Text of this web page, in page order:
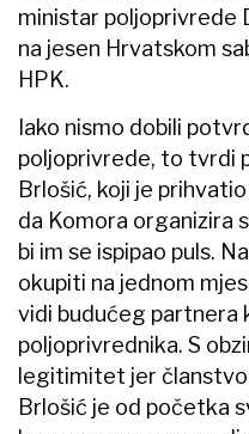
ministar poljoprivrede
na jesen Hrvatskom
HPK.
Iako nismo dobili
poljoprivrede, to tvrdi
Brlošić, koji je
da Komora organizira
bi im se ispipao puls.
okupiti na jednom
vidi budućeg partnera
poljoprivrednika. S
legitimitet jer članstvo
Brlošić je od početka